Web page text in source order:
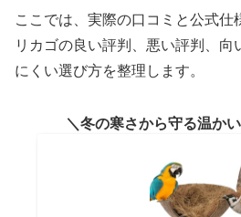
ここでは、実際の口コミと公式仕
リカゴの良い評判、悪い評判、向
にくい選び方を整理します。
冬の寒さから守る温か